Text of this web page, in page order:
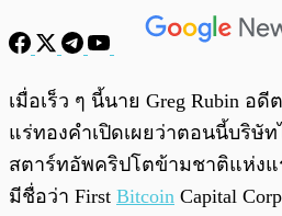
พร้อมเล่น
เมื่อเร็ว ๆ นี้นาย Greg Rubin อ
แร่ทองคำเปิดเผยว่าตอนนี้บริษั
สตาร์ทอัพคริปโตข้ามชาติแห่งแ
มีชื่อว่า First Bitcoin Capital Corp